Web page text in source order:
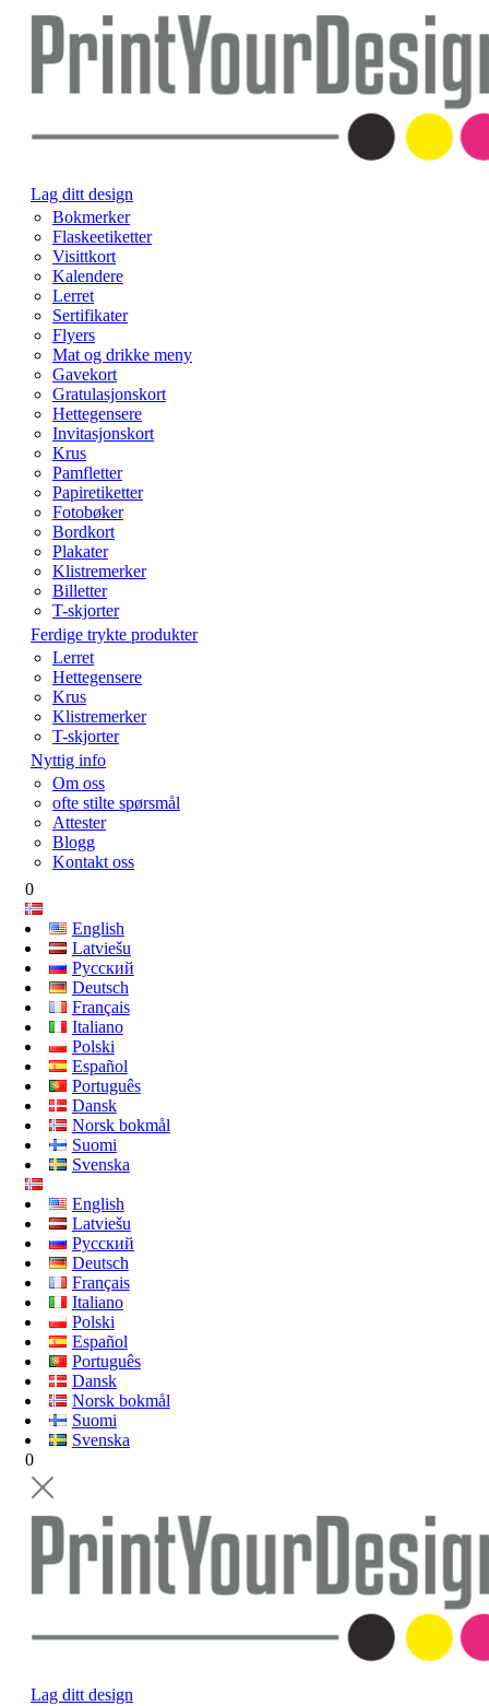
Lag ditt design
Bokmerker
Flaskeetiketter
Visittkort
Kalendere
Lerret
Sertifikater
Flyers
Mat og drikke meny
Gavekort
Gratulasjonskort
Hettegensere
Invitasjonskort
Krus
Pamfletter
Papiretiketter
Fotobøker
Bordkort
Plakater
Klistremerker
Billetter
T-skjorter
Ferdige trykte produkter
Lerret
Hettegensere
Krus
Klistremerker
T-skjorter
Nyttig info
Om oss
ofte stilte spørsmål
Attester
Blogg
Kontakt oss
0
English
Latviešu
Русский
Deutsch
Français
Italiano
Polski
Español
Português
Dansk
Norsk bokmål
Suomi
Svenska
English
Latviešu
Русский
Deutsch
Français
Italiano
Polski
Español
Português
Dansk
Norsk bokmål
Suomi
Svenska
0
Lag ditt design